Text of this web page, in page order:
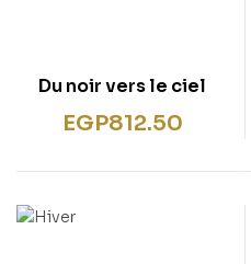
Du noir vers le ciel
EGP812.50